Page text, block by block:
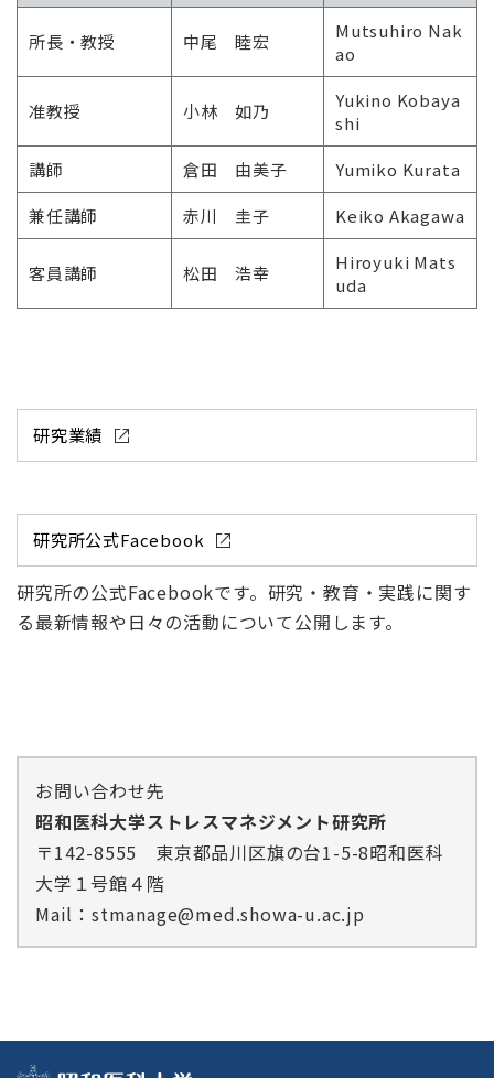
所長・教授 中尾 睦宏
Mutsuhiro Nak
ao
准教授 小林 如乃
Yukino Kobaya
shi
講師
倉田 由美子
Yumiko Kurata
兼任講師
赤川 圭子 Keiko Akagawa
客員講師 松田 浩幸
Hiroyuki Mats
uda
研究業績
研究所公式Facebook
研究所の公式Facebookです。研究・教育・実践に関す
る最新情報や日々の活動について公開します。
お問い合わせ先
昭和医科大学ストレスマネジメント研究所
〒142-8555 東京都品川区旗の台1-5-8昭和医科
大学１号館４階
Mail： stmanage@med.showa-u.ac.jp